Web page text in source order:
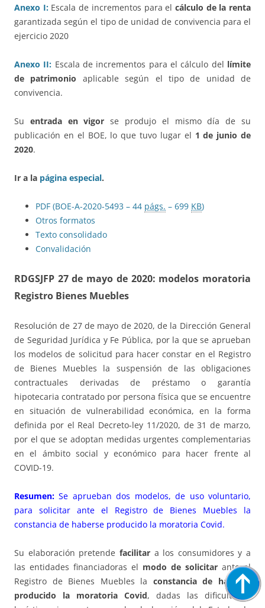
Anexo I: Escala de incrementos para el cálculo de la renta
garantizada según el tipo de unidad de convivencia para el
ejercicio 2020
Anexo II: Escala de incrementos para el cálculo del límite
de patrimonio aplicable según el tipo de unidad de
convivencia.
Su entrada en vigor se produjo el mismo día de su
publicación en el BOE, lo que tuvo lugar el 1 de junio de
2020.
Ir a la página especial.
PDF (BOE-A-2020-5493 – 44 págs. – 699 KB)
Otros formatos
Texto consolidado
Convalidación
RDGSJFP 27 de mayo de 2020: modelos moratoria
Registro Bienes Muebles
Resolución de 27 de mayo de 2020, de la Dirección General
de Seguridad Jurídica y Fe Pública, por la que se aprueban
los modelos de solicitud para hacer constar en el Registro
de Bienes Muebles la suspensión de las obligaciones
contractuales derivadas de préstamo o garantía
hipotecaria contratado por persona física que se encuentre
en situación de vulnerabilidad económica, en la forma
definida por el Real Decreto-ley 11/2020, de 31 de marzo,
por el que se adoptan medidas urgentes complementarias
en el ámbito social y económico para hacer frente al
COVID-19.
Resumen: Se aprueban dos modelos, de uso voluntario,
para solicitar ante el Registro de Bienes Muebles la
constancia de haberse producido la moratoria Covid.
Su elaboración pretende facilitara los consumidores y a
las entidades financiadoras el modo de solicitar ante el
Registro de Bienes Muebles la constancia de haberse
producido la moratoria Covid, dadas las dificultades